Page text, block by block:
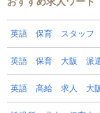
英語 保育 スタッフ
英語 保育 大阪 派
英語 高給 求人 大